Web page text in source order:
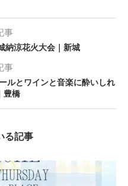
事
納涼花火大会｜新城
事
ルとワインと音楽に酔いしれ
豊橋
る記事